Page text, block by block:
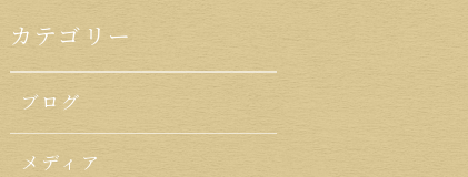
カテゴリー
ブログ
メディア